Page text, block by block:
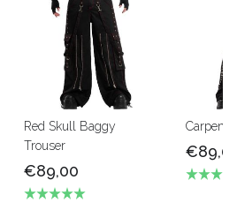
Red Skull Baggy
Trouser
€89,00